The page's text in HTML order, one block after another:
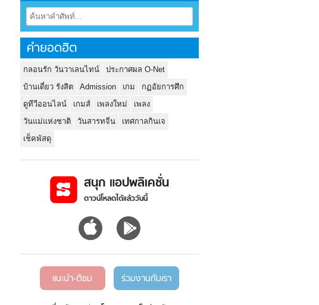
คำยอดฮิต
กลอนรัก วันวาเลนไทน์
ประกาศผล O-Net
บ้านเดี่ยว รังสิต
Admission เกม
กฏอัยการศึก
ดูทีวีออนไลน์
เกมส์ เพลงใหม่
เพลง
วันแม่แห่งชาติ
วันสารทจีน
เทศกาลกินเจ
เช็คพัสดุ
สนุก แอปพลิเคชั่น
ดาวน์โหลดได้แล้ววันนี้
แนะนำ-ติชม ร่วมงานกับเรา